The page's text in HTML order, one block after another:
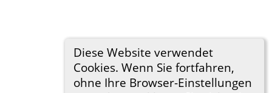
Diese Website verwendet
Cookies. Wenn Sie fortfahren,
ohne Ihre Browser-Einstellungen